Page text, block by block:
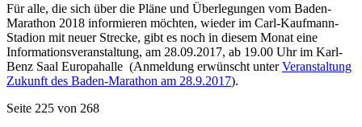
Für alle, die sich über die Pläne und Überlegungen vom Baden-
Marathon 2018 informieren möchten, wieder im Carl-Kaufmann-
Stadion mit neuer Strecke, gibt es noch in diesem Monat eine
Informationsveranstaltung, am 28.09.2017, ab 19.00 Uhr im Karl-
Benz Saal Europahalle (Anmeldung erwünscht unterVeranstaltung
Zukunft des Baden-Marathon am 28.9.2017).
Seite 225 von 268